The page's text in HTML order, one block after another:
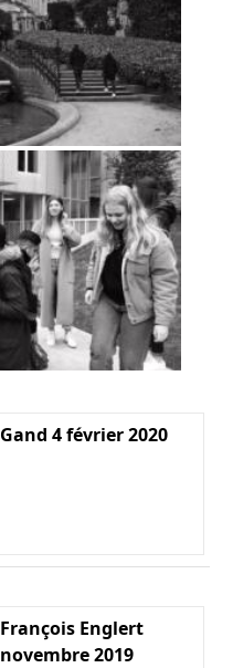
Gand 4 février 2020
François Englert
novembre 2019